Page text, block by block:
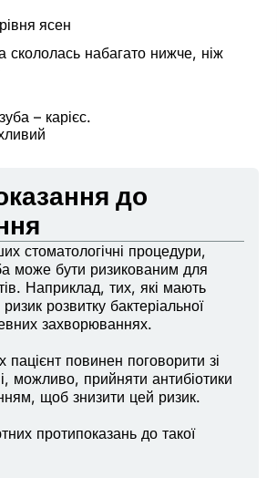
ясен
скололась набагато нижче, ніж
– карієс.
до
стоматологічні процедури,
може бути ризикованим для
Наприклад, тих, які мають
розвитку бактеріальної
захворюваннях.
пацієнт повинен поговорити зі
можливо, прийняти антибіотики
щоб знизити цей ризик.
протипоказань до такої